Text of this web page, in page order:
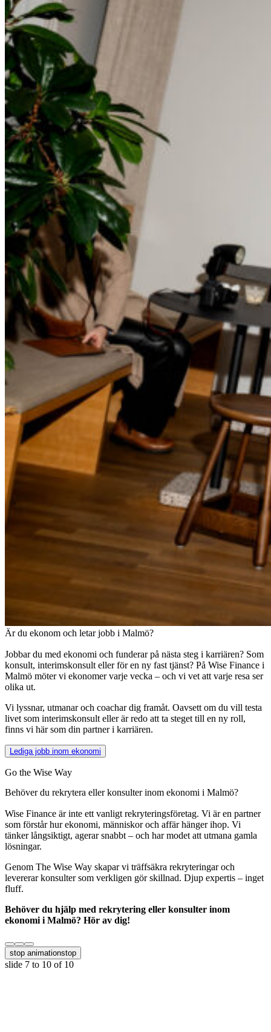
Är du ekonom och letar jobb i Malmö?
Jobbar du med ekonomi och funderar på nästa steg i karriären? Som
konsult, interimskonsult eller för en ny fast tjänst? På Wise Finance i
Malmö möter vi ekonomer varje vecka – och vi vet att varje resa ser
olika ut.
Vi lyssnar, utmanar och coachar dig framåt. Oavsett om du vill testa
livet som interimskonsult eller är redo att ta steget till en ny roll,
finns vi här som din partner i karriären.
Lediga jobb inom ekonomi
Go the Wise Way
Behöver du rekrytera eller konsulter inom ekonomi i Malmö?
Wise Finance är inte ett vanligt rekryteringsföretag. Vi är en partner
som förstår hur ekonomi, människor och affär hänger ihop. Vi
tänker långsiktigt, agerar snabbt – och har modet att utmana gamla
lösningar.
Genom The Wise Way skapar vi träffsäkra rekryteringar och
levererar konsulter som verkligen gör skillnad. Djup expertis – inget
fluff.
Behöver du hjälp med rekrytering eller konsulter inom
ekonomi i Malmö? Hör av dig!
stop animationstop
slide 7 to 10 of 10